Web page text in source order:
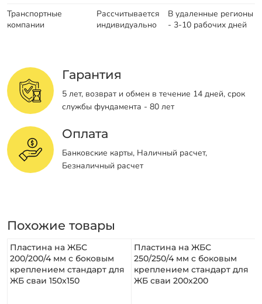
Транспортные
компании
Рассчитывается
индивидуально
В удаленные регионы
- 3-10 рабочих дней
Гарантия
5 лет, возврат и обмен в течение 14 дней, срок
службы фундамента - 80 лет
Оплата
Банковские карты, Наличный расчет,
Безналичный расчет
Похожие товары
Пластина на ЖБС
200/200/4 мм с боковым
креплением стандарт для
ЖБ сваи 150x150
Пластина на ЖБС
250/250/4 мм с боковым
креплением стандарт для
ЖБ сваи 200x200